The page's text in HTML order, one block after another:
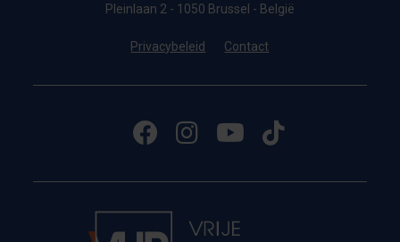
Pleinlaan 2 - 1050 Brussel - België
Privacybeleid Contact